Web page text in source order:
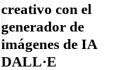
creativo con el
generador de
imágenes de IA
DALL·E